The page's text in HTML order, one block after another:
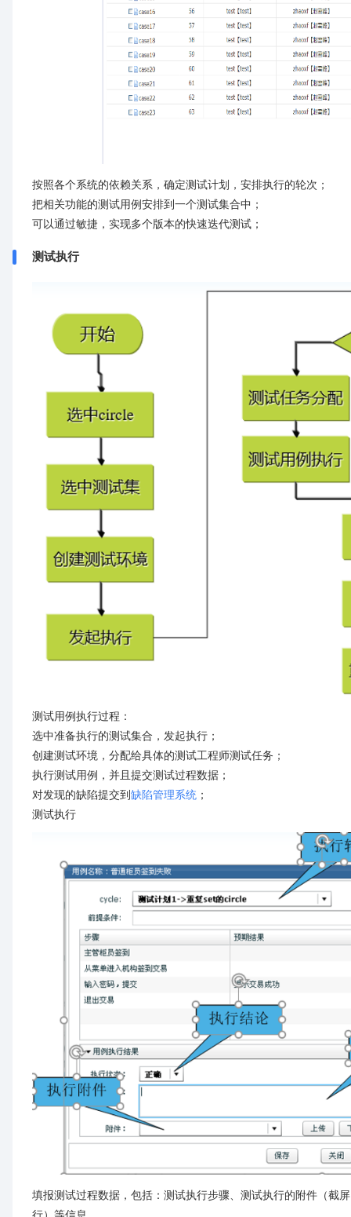
按照各个系统的依赖关系，确定测试计划，安排执行的轮次；
把相关功能的测试用例安排到一个测试集合中；
可以通过敏捷，实现多个版本的快速迭代测试；
测试执行
测试用例执行过程：
选中准备执行的测试集合，发起执行；
创建测试环境，分配给具体的测试工程师测试任务；
执行测试用例，并且提交测试过程数据；
对发现的缺陷提交到 缺陷管理系统 ；
测试执行
填报测试过程数据，包括：测试执行步骤、测试执行的附件（截